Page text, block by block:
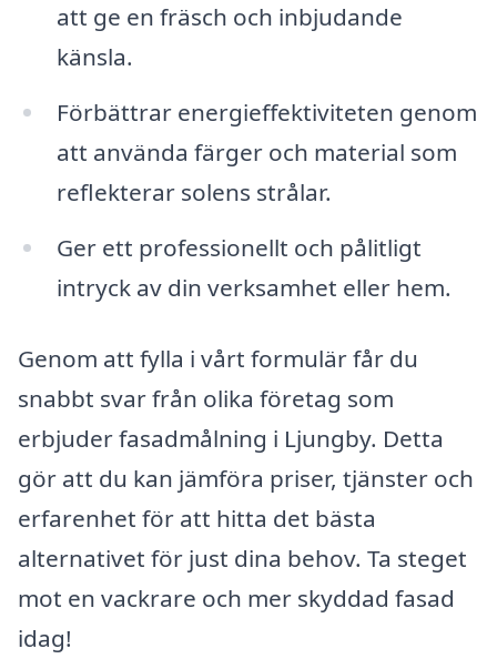
att ge en fräsch och inbjudande
känsla.
Förbättrar energieffektiviteten genom
att använda färger och material som
reflekterar solens strålar.
Ger ett professionellt och pålitligt
intryck av din verksamhet eller hem.
Genom att fylla i vårt formulär får du
snabbt svar från olika företag som
erbjuder fasadmålning i Ljungby. Detta
gör att du kan jämföra priser, tjänster och
erfarenhet för att hitta det bästa
alternativet för just dina behov. Ta steget
mot en vackrare och mer skyddad fasad
idag!